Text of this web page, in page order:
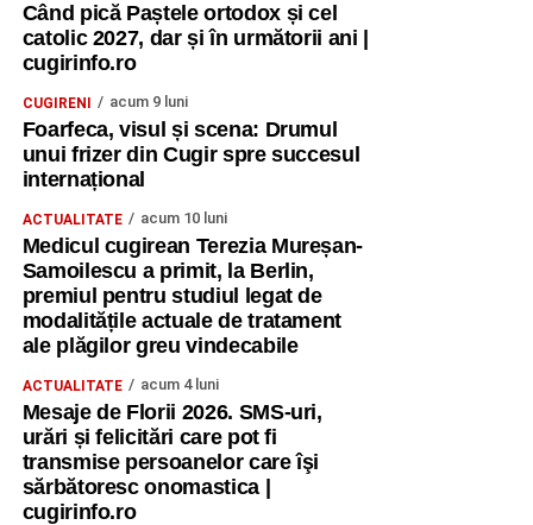
Când pică Paștele ortodox și cel
catolic 2027, dar și în următorii ani |
cugirinfo.ro
CUGIRENI acum 9 luni
Foarfeca, visul și scena: Drumul
unui frizer din Cugir spre succesul
internațional
ACTUALITATE acum 10 luni
Medicul cugirean Terezia Mureșan-
Samoilescu a primit, la Berlin,
premiul pentru studiul legat de
modalitățile actuale de tratament
ale plăgilor greu vindecabile
ACTUALITATE acum 4 luni
Mesaje de Florii 2026. SMS-uri,
urări și felicitări care pot fi
transmise persoanelor care îşi
sărbătoresc onomastica |
cugirinfo.ro